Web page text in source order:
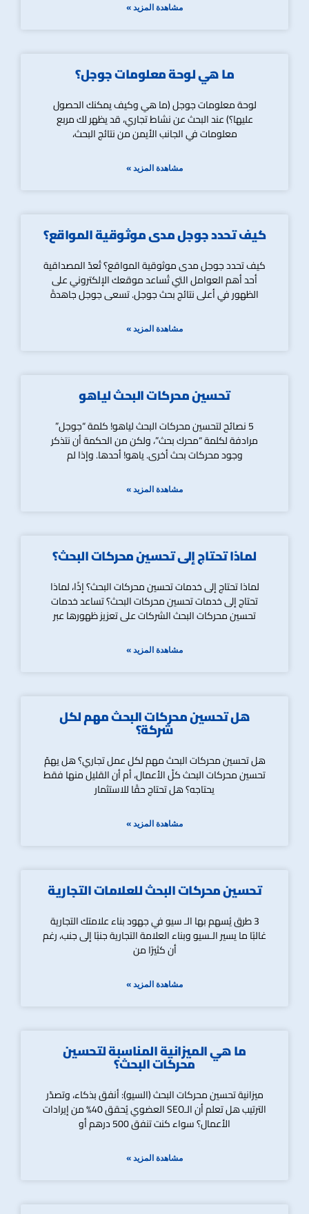
مشاهدة المزيد »
ما هي لوحة معلومات جوجل؟
لوحة معلومات جوجل (ما هي وكيف يمكنك الحصول
عليها؟) عند البحث عن نشاط تجاري، قد يظهر لك مربع
معلومات في الجانب الأيمن من نتائج البحث،
مشاهدة المزيد »
كيف تحدد جوجل مدى موثوقية المواقع؟
كيف تحدد جوجل مدى موثوقية المواقع؟ تُعدّ المصداقية
أحد أهم العوامل التي تُساعد موقعك الإلكتروني على
الظهور في أعلى نتائج بحث جوجل. تسعى جوجل جاهدةً
مشاهدة المزيد »
تحسين محركات البحث لياهو
5 نصائح لتحسين محركات البحث لياهو! كلمة “جوجل”
مرادفة لكلمة “محرك بحث”، ولكن من الحكمة أن نتذكر
وجود محركات بحث أخرى. ياهو! أحدها. وإذا لم
مشاهدة المزيد »
لماذا تحتاج إلى تحسين محركات البحث؟
لماذا تحتاج إلى خدمات تحسين محركات البحث؟ إذًا، لماذا
تحتاج إلى خدمات تحسين محركات البحث؟ تساعد خدمات
تحسين محركات البحث الشركات على تعزيز ظهورها عبر
مشاهدة المزيد »
هل تحسين محركات البحث مهم لكل
شركة؟
هل تحسين محركات البحث مهم لكل عمل تجاري؟ هل يهمّ
تحسين محركات البحث كلّ الأعمال، أم أن القليل منها فقط
يحتاجه؟ هل تحتاج حقًا للاستثمار
مشاهدة المزيد »
تحسين محركات البحث للعلامات التجارية
3 طرق يُسهم بها الـ سيو في جهود بناء علامتك التجارية
غالبًا ما يسير الـسيو وبناء العلامة التجارية جنبًا إلى جنب، رغم
أن كثيرًا من
مشاهدة المزيد »
ما هي الميزانية المناسبة لتحسين
محركات البحث؟
ميزانية تحسين محركات البحث (السيو): أنفق بذكاء، وتصدّر
الترتيب هل تعلم أن الـSEO العضوي يُحقق 40% من إيرادات
الأعمال؟ سواء كنت تنفق 500 درهم أو
مشاهدة المزيد »